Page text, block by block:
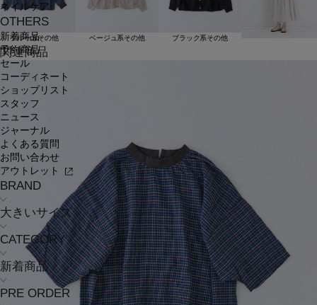
ネイルケア
OTHERS
新着商品
予約商品
セール
コーディネート
ショップリスト
スタッフ
ニュース
ジャーナル
よくある質問
お問い合わせ
アウトレット
BRAND
大きいサイズ
CATEGORY
新着商品
PRE ORDER
ブルー系その他 ベージュ系その他 ブラック系その他
関連商品